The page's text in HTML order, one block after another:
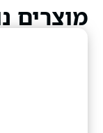
מוצרים